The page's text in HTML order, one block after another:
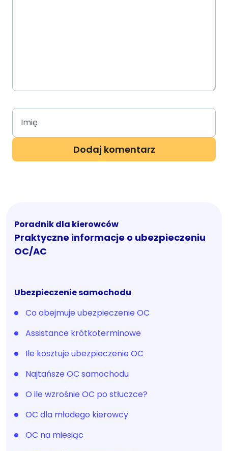
Poradnik dla kierowców
Praktyczne informacje o ubezpieczeniu
OC/AC
Ubezpieczenie samochodu
Co obejmuje ubezpieczenie OC
Assistance krótkoterminowe
Ile kosztuje ubezpieczenie OC
Najtańsze OC samochodu
O ile wzrośnie OC po stłuczce?
OC dla młodego kierowcy
OC na miesiąc